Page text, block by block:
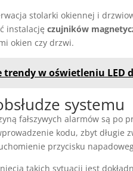
stolarki okiennej i
instalację czujników
okien czy drzwi.
trendy w oświetleniu LED
systemu
fałszywych alarmów są po
kodu, zbyt długie
przycisku
takich sytuacji jest